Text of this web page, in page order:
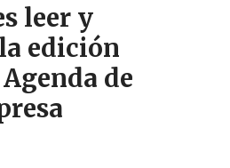
leer y
edición
de